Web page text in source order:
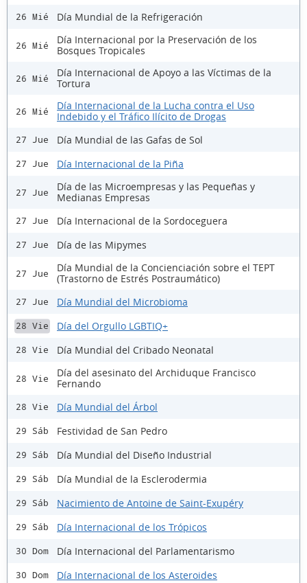
26 Mié Día Mundial de la Refrigeración
26 Mié
Día Internacional por la Preservación de los
Bosques Tropicales
26 Mié
Día Internacional de Apoyo a las Víctimas de la
Tortura
26 Mié
Día Internacional de la Lucha contra el Uso
Indebido y el Tráfico Ilícito de Drogas
27 Jue Día Mundial de las Gafas de Sol
27 Jue Día Internacional de la Piña
27 Jue
Día de las Microempresas y las Pequeñas y
Medianas Empresas
27 Jue Día Internacional de la Sordoceguera
27 Jue Día de las Mipymes
27 Jue
Día Mundial de la Concienciación sobre el TEPT
(Trastorno de Estrés Postraumático)
27 Jue Día Mundial del Microbioma
28 Vie Día del Orgullo LGBTIQ+
28 Vie Día Mundial del Cribado Neonatal
28 Vie
Día del asesinato del Archiduque Francisco
Fernando
28 Vie Día Mundial del Árbol
29 Sáb Festividad de San Pedro
29 Sáb Día Mundial del Diseño Industrial
29 Sáb Día Mundial de la Esclerodermia
29 Sáb Nacimiento de Antoine de Saint-Exupéry
29 Sáb Día Internacional de los Trópicos
30 Dom Día Internacional del Parlamentarismo
30 Dom Día Internacional de los Asteroides